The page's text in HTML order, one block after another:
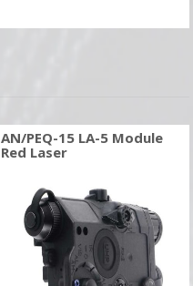
AN/PEQ-15 LA-5 Module
Red Laser